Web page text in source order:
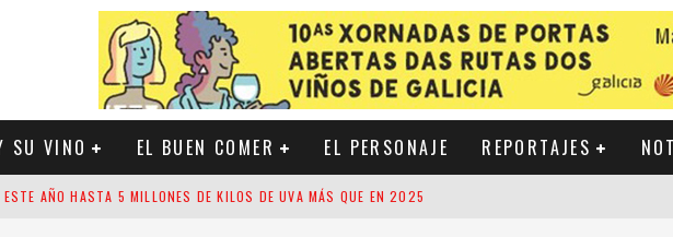
SU VINO EL BUEN COMER EL PERSONAJE REPORTAJES
DEL VIÑEDO DE RIOJA